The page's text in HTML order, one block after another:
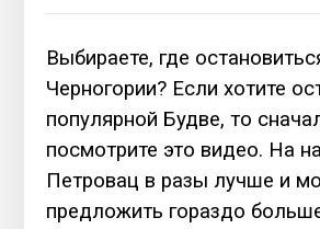
Выбираете, где
Черногории? Если хотите
популярной Будве, то
посмотрите это видео. На
Петровац в разы лучше и
предложить гораздо